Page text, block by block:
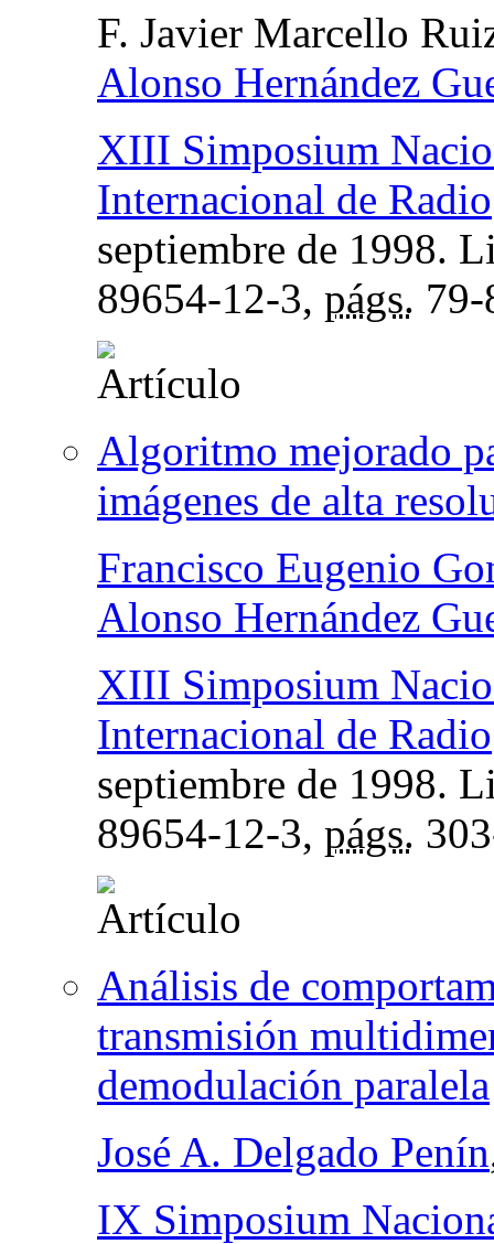
F. Javier Marcello
Alonso Hernández
XIII Simposium
Internacional de Radio
septiembre de 1998.
89654-12-3, págs.
Algoritmo mejorado
imágenes de alta
Francisco Eugenio
Alonso Hernández
XIII Simposium
Internacional de Radio
septiembre de 1998.
89654-12-3, págs.
Análisis de
transmisión
demodulación paralela
José A. Delgado Penín
IX Simposium